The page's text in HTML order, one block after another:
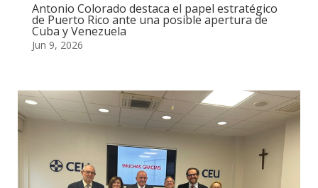
Antonio Colorado destaca el papel estratégico
de Puerto Rico ante una posible apertura de
Cuba y Venezuela
Jun 9, 2026